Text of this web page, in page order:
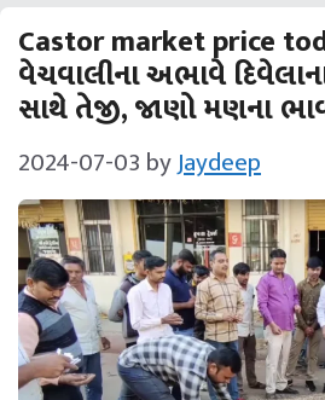
Castor market price
વેચવાલીના અભાવે
સાથે તેજી, જાણો મણના
2024-07-03 byJaydeep